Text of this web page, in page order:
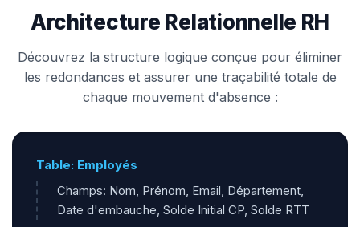
Architecture Relationnelle RH
Découvrez la structure logique conçue pour éliminer
les redondances et assurer une traçabilité totale de
chaque mouvement d'absence :
Table: Employés
Champs: Nom, Prénom, Email, Département,
Date d'embauche, Solde Initial CP, Solde RTT